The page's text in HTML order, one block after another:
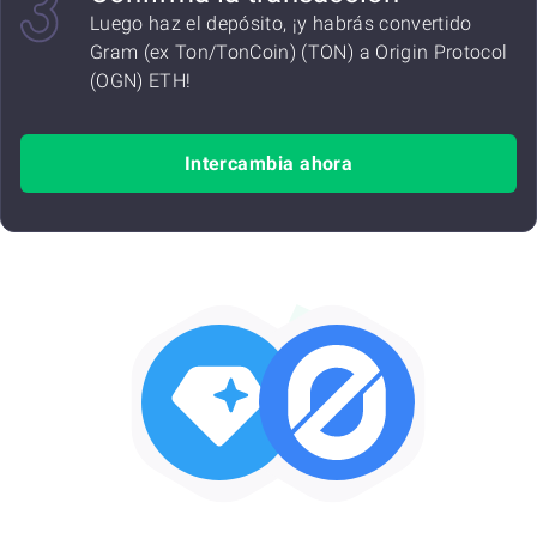
Luego haz el depósito, ¡y habrás convertido
Gram (ex Ton/TonCoin) (TON) a Origin Protocol
(OGN) ETH!
Intercambia ahora